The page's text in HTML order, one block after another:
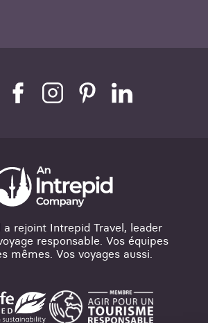
a rejoint Intrepid Travel, leader
responsable. Vos équipes
mêmes. Vos voyages aussi.